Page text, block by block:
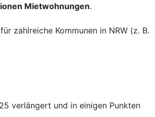
Mietwohnungen.
zahlreiche Kommunen in NRW (z. B.
verlängert und in einigen Punkten